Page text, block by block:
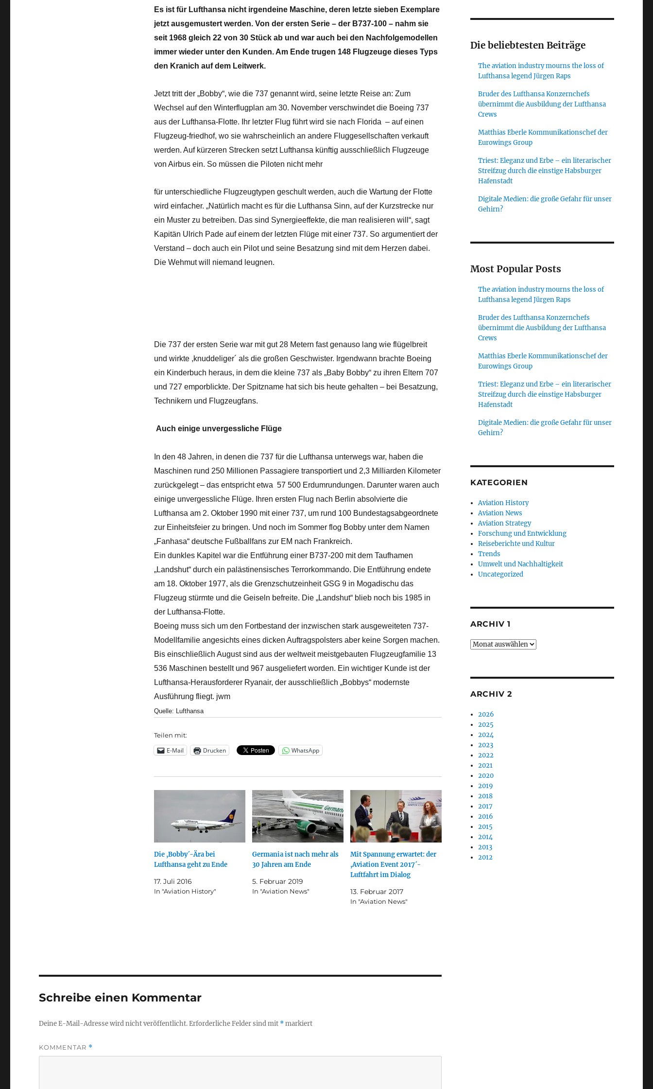
Es ist für Lufthansa nicht irgendeine Maschine, deren letzte sieben Exemplare
jetzt ausgemustert werden. Von der ersten Serie – der B737-100 – nahm sie
seit 1968 gleich 22 von 30 Stück ab und war auch bei den Nachfolgemodellen
immer wieder unter den Kunden. Am Ende trugen 148 Flugzeuge dieses Typs
den Kranich auf dem Leitwerk.
Jetzt tritt der „Bobby“, wie die 737 genannt wird, seine letzte Reise an: Zum
Wechsel auf den Winterflugplan am 30. November verschwindet die Boeing 737
aus der Lufthansa-Flotte. Ihr letzter Flug führt wird sie nach Florida – auf einen
Flugzeug-friedhof, wo sie wahrscheinlich an andere Fluggesellschaften verkauft
werden. Auf kürzeren Strecken setzt Lufthansa künftig ausschließlich Flugzeuge
von Airbus ein. So müssen die Piloten nicht mehr
für unterschiedliche Flugzeugtypen geschult werden, auch die Wartung der Flotte
wird einfacher. „Natürlich macht es für die Lufthansa Sinn, auf der Kurzstrecke nur
ein Muster zu betreiben. Das sind Synergieeffekte, die man realisieren will“, sagt
Kapitän Ulrich Pade auf einem der letzten Flüge mit einer 737. So argumentiert der
Verstand – doch auch ein Pilot und seine Besatzung sind mit dem Herzen dabei.
Die Wehmut will niemand leugnen.
Die 737 der ersten Serie war mit gut 28 Metern fast genauso lang wie flügelbreit
und wirkte ,knuddeliger´ als die großen Geschwister. Irgendwann brachte Boeing
ein Kinderbuch heraus, in dem die kleine 737 als „Baby Bobby“ zu ihren Eltern 707
und 727 emporblickte. Der Spitzname hat sich bis heute gehalten – bei Besatzung,
Technikern und Flugzeugfans.
Auch einige unvergessliche Flüge
In den 48 Jahren, in denen die 737 für die Lufthansa unterwegs war, haben die
Maschinen rund 250 Millionen Passagiere transportiert und 2,3 Milliarden Kilometer
zurückgelegt – das entspricht etwa 57 500 Erdumrundungen. Darunter waren auch
einige unvergessliche Flüge. Ihren ersten Flug nach Berlin absolvierte die
Lufthansa am 2. Oktober 1990 mit einer 737, um rund 100 Bundestagsabgeordnete
zur Einheitsfeier zu bringen. Und noch im Sommer flog Bobby unter dem Namen
„Fanhasa“ deutsche Fußballfans zur EM nach Frankreich.
Ein dunkles Kapitel war die Entführung einer B737-200 mit dem Taufhamen
„Landshut“ durch ein palästinensisches Terrorkommando. Die Entführung endete
am 18. Oktober 1977, als die Grenzschutzeinheit GSG 9 in Mogadischu das
Flugzeug stürmte und die Geiseln befreite. Die „Landshut“ blieb noch bis 1985 in
der Lufthansa-Flotte.
Boeing muss sich um den Fortbestand der inzwischen stark ausgeweiteten 737-
Modellfamilie angesichts eines dicken Auftragspolsters aber keine Sorgen machen.
Bis einschließlich August sind aus der weltweit meistgebauten Flugzeugfamilie 13
536 Maschinen bestellt und 967 ausgeliefert worden. Ein wichtiger Kunde ist der
Lufthansa-Herausforderer Ryanair, der ausschließlich „Bobbys“ modernste
Ausführung fliegt. jwm
Quelle: Lufthansa
Teilen mit:
E-Mail Drucken WhatsApp
Die ,Bobby´-Ära bei
Lufthansa geht zu Ende
17. Juli 2016
In "Aviation History"
Germania ist nach mehr als
30 Jahren am Ende
5. Februar 2019
In "Aviation News"
Mit Spannung erwartet: der
,Aviation Event 2017´-
Luftfahrt im Dialog
13. Februar 2017
In "Aviation News"
Schreibe einen Kommentar
Deine E-Mail-Adresse wird nicht veröffentlicht.Erforderliche Felder sind mit *markiert
KOMMENTAR *
Die beliebtesten Beiträge
The aviation industry mourns the loss of
Lufthansa legend Jürgen Raps
Bruder des Lufthansa Konzernchefs
übernimmt die Ausbildung der Lufthansa
Crews
Matthias Eberle Kommunikationschef der
Eurowings Group
Triest: Eleganz und Erbe – ein literarischer
Streifzug durch die einstige Habsburger
Hafenstadt
Digitale Medien: die große Gefahr für unser
Gehirn?
Most Popular Posts
The aviation industry mourns the loss of
Lufthansa legend Jürgen Raps
Bruder des Lufthansa Konzernchefs
übernimmt die Ausbildung der Lufthansa
Crews
Matthias Eberle Kommunikationschef der
Eurowings Group
Triest: Eleganz und Erbe – ein literarischer
Streifzug durch die einstige Habsburger
Hafenstadt
Digitale Medien: die große Gefahr für unser
Gehirn?
KATEGORIEN
Aviation History
Aviation News
Aviation Strategy
Forschung und Entwicklung
Reiseberichte und Kultur
Trends
Umwelt und Nachhaltigkeit
Uncategorized
ARCHIV 1
Archiv
ARCHIV 2
2026
2025
2024
2023
2022
2021
2020
2019
2018
2017
2016
2015
2014
2013
2012